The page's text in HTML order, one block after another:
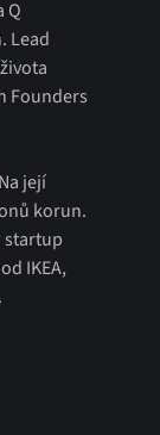
Q
Lead
Founders
její
korun.
startup
IKEA,